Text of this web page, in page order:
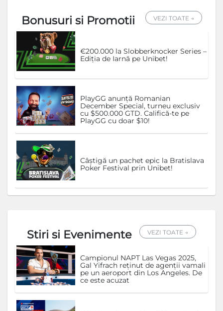
Bonusuri si Promotii VEZI TOATE →
€200.000 la Slobberknocker Series –
Ediția de Iarnă pe Unibet!
PlayGG anunță Romanian
December Special, turneu exclusiv
cu $500.000 GTD. Califică-te pe
PlayGG cu doar $10!
Câștigă un pachet epic la Bratislava
Poker Festival prin Unibet!
Stiri si Evenimente VEZI TOATE →
Campionul NAPT Las Vegas 2025,
Gal Yifrach reținut de agenții vamali
pe un aeroport din Los Angeles. De
ce este acuzat